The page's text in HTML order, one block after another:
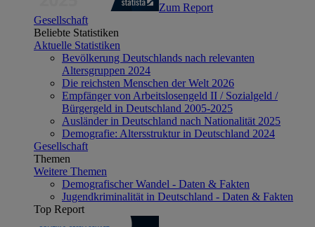
Zum Report
Gesellschaft
Beliebte Statistiken
Aktuelle Statistiken
Bevölkerung Deutschlands nach relevanten
Altersgruppen 2024
Die reichsten Menschen der Welt 2026
Empfänger von Arbeitslosengeld II / Sozialgeld /
Bürgergeld in Deutschland 2005-2025
Ausländer in Deutschland nach Nationalität 2025
Demografie: Altersstruktur in Deutschland 2024
Gesellschaft
Themen
Weitere Themen
Demografischer Wandel - Daten & Fakten
Jugendkriminalität in Deutschland - Daten & Fakten
Top Report